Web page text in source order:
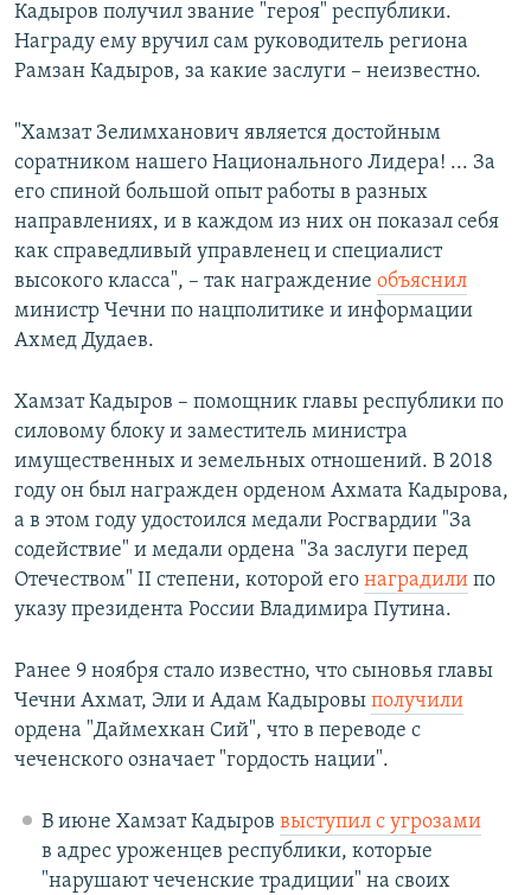
Кадыров получил звание "героя" республики.
Награду ему вручил сам руководитель региона
Рамзан Кадыров, за какие заслуги – неизвестно.
"Хамзат Зелимханович является достойным
соратником нашего Национального Лидера! ... За
его спиной большой опыт работы в разных
направлениях, и в каждом из них он показал себя
как справедливый управленец и специалист
высокого класса", – так награждение объяснил
министр Чечни по нацполитике и информации
Ахмед Дудаев.
Хамзат Кадыров – помощник главы республики по
силовому блоку и заместитель министра
имущественных и земельных отношений. В 2018
году он был награжден орденом Ахмата Кадырова,
а в этом году удостоился медали Росгвардии "За
содействие" и медали ордена "За заслуги перед
Отечеством" II степени, которой его наградили по
указу президента России Владимира Путина.
Ранее 9 ноября стало известно, что сыновья главы
Чечни Ахмат, Эли и Адам Кадыровы получили
ордена "Даймехкан Сий", что в переводе с
чеченского означает "гордость нации".
В июне Хамзат Кадыров выступил с угрозами
в адрес уроженцев республики, которые
"нарушают чеченские традиции" на своих